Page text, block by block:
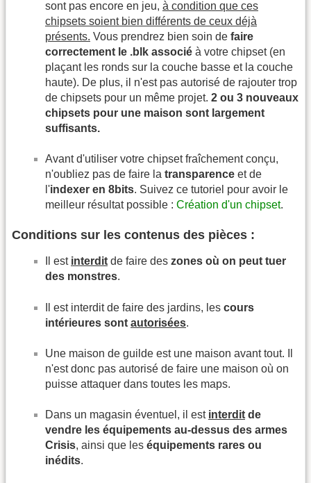
sont pas encore en jeu, à condition que ces
chipsets soient bien différents de ceux déjà
présents. Vous prendrez bien soin de faire
correctement le .blk associé à votre chipset (en
plaçant les ronds sur la couche basse et la couche
haute). De plus, il n'est pas autorisé de rajouter trop
de chipsets pour un même projet. 2 ou 3 nouveaux
chipsets pour une maison sont largement
suffisants.
Avant d'utiliser votre chipset fraîchement conçu,
n'oubliez pas de faire la transparence et de
l'indexer en 8bits. Suivez ce tutoriel pour avoir le
meilleur résultat possible : Création d'un chipset.
Conditions sur les contenus des pièces :
Il est interdit de faire des zones où on peut tuer
des monstres.
Il est interdit de faire des jardins, les cours
intérieures sont autorisées.
Une maison de guilde est une maison avant tout. Il
n'est donc pas autorisé de faire une maison où on
puisse attaquer dans toutes les maps.
Dans un magasin éventuel, il est interdit de
vendre les équipements au-dessus des armes
Crisis, ainsi que les équipements rares ou
inédits.